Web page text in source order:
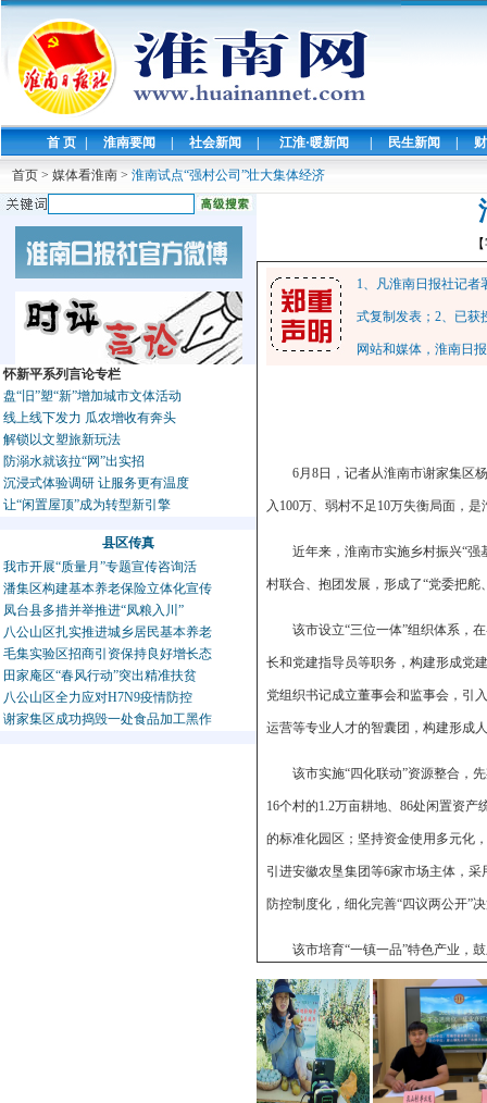
首 页 | 淮南要闻 | 社会新闻 | 江淮·暖新闻 | 民生新闻 |
首页 > 媒体看淮南 > 淮南试点“强村公司”壮大集体经济
怀新平系列言论专栏
盘“旧”塑“新”增加城市文体活动
线上线下发力 瓜农增收有奔头
解锁以文塑旅新玩法
防溺水就该拉“网”出实招
沉浸式体验调研 让服务更有温度
让“闲置屋顶”成为转型新引擎
县区传真
我市开展“质量月”专题宣传咨询活
潘集区构建基本养老保险立体化宣传
凤台县多措并举推进“凤粮入川”
八公山区扎实推进城乡居民基本养老
毛集实验区招商引资保持良好增长态
田家庵区“春风行动”突出精准扶贫
八公山区全力应对H7N9疫情防控
谢家集区成功捣毁一处食品加工黑作
1、凡淮南日报社记
式复制发表；2、已获
网站和媒体，淮南日
6月8日，记者从淮南市谢家集区
入100万、弱村不足10万失衡局面，
近年来，淮南市实施乡村振兴“强
村联合、抱团发展，形成了“党委把
该市设立“三位一体”组织体系，
长和党建指导员等职务，构建形成党
党组织书记成立董事会和监事会，引
运营等专业人才的智囊团，构建形成
该市实施“四化联动”资源整合，
16个村的1.2万亩耕地、86处闲置资
的标准化园区；坚持资金使用多元化
引进安徽农垦集团等6家市场主体，
防控制度化，细化完善“四议两公开”
该市培育“一镇一品”特色产业，
甸镇强村公司着力打造乡村“红色研
目，每年带动餐饮住宿等行业增收80
直播、冷链仓储于一体的现代农业产
购”向“直播间里谈订单”的转变。